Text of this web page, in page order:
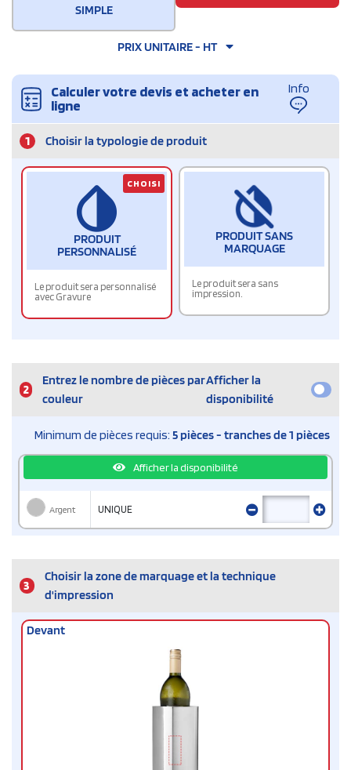
SIMPLE
PRIX UNITAIRE - HT
Calculer votre devis et acheter en
ligne
Info
1 Choisir la typologie de produit
PRODUIT
PERSONNALISÉ
Le produit sera personnalisé
avec Gravure
CHOISI
PRODUIT SANS
MARQUAGE
Le produit sera sans
impression.
2
Entrez le nombre de pièces par
couleur
Afficher la
disponibilité
Minimum de pièces requis: 5 pièces - tranches de 1 pièces
Afficher la disponibilité
Argent UNIQUE
3
Choisir la zone de marquage et la technique
d'impression
Devant